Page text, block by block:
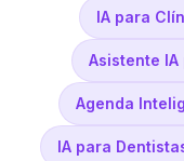
IA para
Asistente
Agenda
IA para